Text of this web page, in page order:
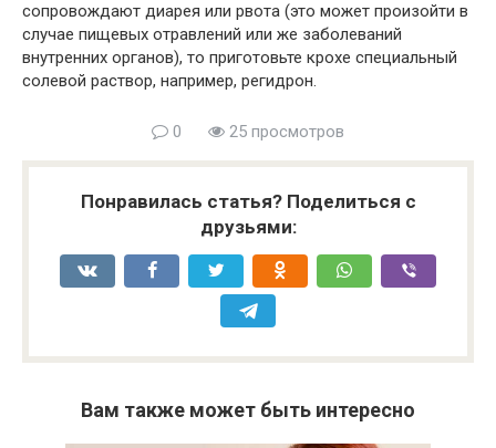
сопровождают диарея или рвота (это может произойти в
случае пищевых отравлений или же заболеваний
внутренних органов), то приготовьте крохе специальный
солевой раствор, например, регидрон.
0 25 просмотров
Понравилась статья? Поделиться с
друзьями:
Вам также может быть интересно